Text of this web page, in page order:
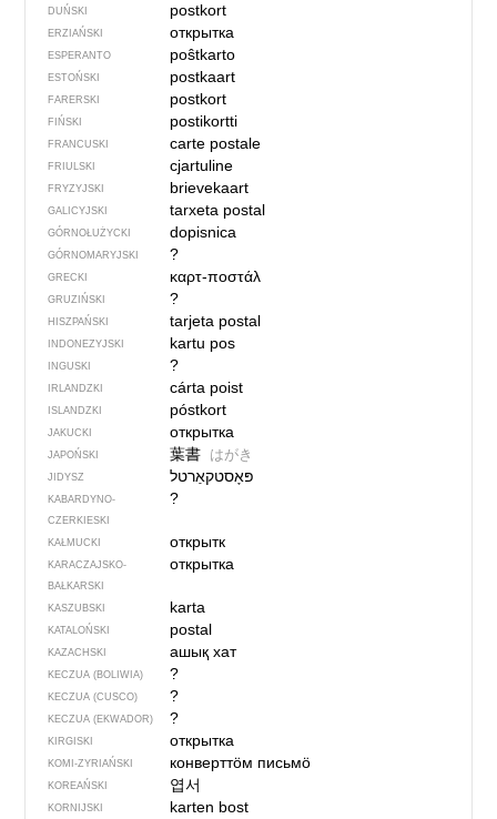
DUŃSKI postkort
ERZIAŃSKI открытка
ESPERANTO poŝtkarto
ESTOŃSKI postkaart
FARERSKI postkort
FIŃSKI postikortti
FRANCUSKI carte postale
FRIULSKI cjartuline
FRYZYJSKI brievekaart
GALICYJSKI tarxeta postal
GÓRNOŁUŻYCKI dopisnica
GÓRNOMARYJSKI ?
GRECKI καρτ-ποστάλ
GRUZIŃSKI ?
HISZPAŃSKI tarjeta postal
INDONEZYJSKI kartu pos
INGUSKI ?
IRLANDZKI cárta poist
ISLANDZKI póstkort
JAKUCKI открытка
JAPOŃSKI 葉書 はがき
JIDYSZ
KABARDYNO-
CZERKIESKI
?
KAŁMUCKI открытк
KARACZAJSKO-
BAŁKARSKI
открытка
KASZUBSKI karta
KATALOŃSKI postal
KAZACHSKI ашық хат
KECZUA (BOLIWIA) ?
KECZUA (CUSCO) ?
KECZUA (EKWADOR) ?
KIRGISKI открытка
KOMI-ZYRIAŃSKI конверттӧм письмӧ
KOREAŃSKI 엽서
KORNIJSKI karten bost